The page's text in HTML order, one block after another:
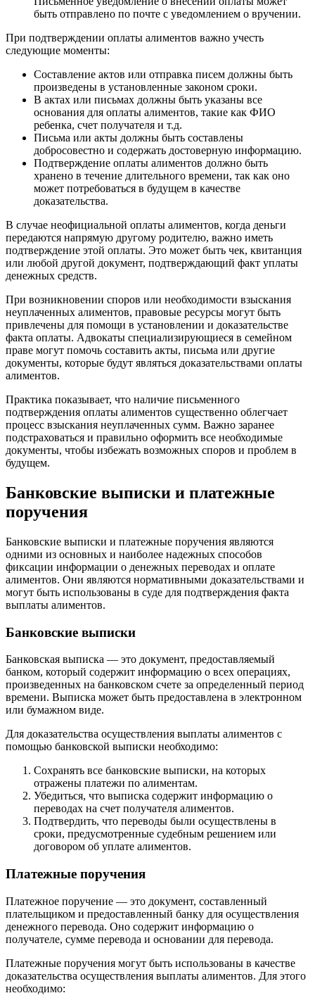
быть отправлено по почте с уведомлением о вручении.
При подтверждении оплаты алиментов важно учесть
следующие моменты:
Составление актов или отправка писем должны быть
произведены в установленные законом сроки.
В актах или письмах должны быть указаны все
основания для оплаты алиментов, такие как ФИО
ребенка, счет получателя и т.д.
Письма или акты должны быть составлены
добросовестно и содержать достоверную информацию.
Подтверждение оплаты алиментов должно быть
хранено в течение длительного времени, так как оно
может потребоваться в будущем в качестве
доказательства.
В случае неофициальной оплаты алиментов, когда деньги
передаются напрямую другому родителю, важно иметь
подтверждение этой оплаты. Это может быть чек, квитанция
или любой другой документ, подтверждающий факт уплаты
денежных средств.
При возникновении споров или необходимости взыскания
неуплаченных алиментов, правовые ресурсы могут быть
привлечены для помощи в установлении и доказательстве
факта оплаты. Адвокаты специализирующиеся в семейном
праве могут помочь составить акты, письма или другие
документы, которые будут являться доказательствами оплаты
алиментов.
Практика показывает, что наличие письменного
подтверждения оплаты алиментов существенно облегчает
процесс взыскания неуплаченных сумм. Важно заранее
подстраховаться и правильно оформить все необходимые
документы, чтобы избежать возможных споров и проблем в
будущем.
Банковские выписки и платежные
поручения
Банковские выписки и платежные поручения являются
одними из основных и наиболее надежных способов
фиксации информации о денежных переводах и оплате
алиментов. Они являются нормативными доказательствами и
могут быть использованы в суде для подтверждения факта
выплаты алиментов.
Банковские выписки
Банковская выписка — это документ, предоставляемый
банком, который содержит информацию о всех операциях,
произведенных на банковском счете за определенный период
времени. Выписка может быть предоставлена в электронном
или бумажном виде.
Для доказательства осуществления выплаты алиментов с
помощью банковской выписки необходимо:
Сохранять все банковские выписки, на которых
отражены платежи по алиментам.
Убедиться, что выписка содержит информацию о
переводах на счет получателя алиментов.
Подтвердить, что переводы были осуществлены в
сроки, предусмотренные судебным решением или
договором об уплате алиментов.
Платежные поручения
Платежное поручение — это документ, составленный
плательщиком и предоставленный банку для осуществления
денежного перевода. Оно содержит информацию о
получателе, сумме перевода и основании для перевода.
Платежные поручения могут быть использованы в качестве
доказательства осуществления выплаты алиментов. Для этого
необходимо: